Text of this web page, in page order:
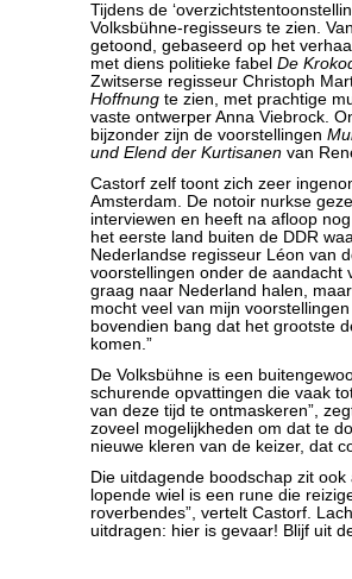
Tijdens de
Volksbühne-regisseurs te zien.
getoond, gebaseerd op het
met diens politieke fabel De
Zwitserse regisseur Christoph
Hoffnung te zien, met prachtige
vaste ontwerper Anna Viebrock.
bijzonder zijn de voorstellingen
und Elend der Kurtisanen van
Castorf zelf toont zich zeer
Amsterdam. De notoir nurkse
interviewen en heeft na afloop
het eerste land buiten de DDR
Nederlandse regisseur Léon van
voorstellingen onder de aandacht
graag naar Nederland halen,
mocht veel van mijn
bovendien bang dat het grootste
komen.”
De Volksbühne is een
schurende opvattingen die vaak
van deze tijd te ontmaskeren”,
zoveel mogelijkheden om dat te
nieuwe kleren van de keizer, dat
Die uitdagende boodschap zit
lopende wiel is een rune die
roverbendes”, vertelt Castorf.
uitdragen: hier is gevaar! Blijf uit